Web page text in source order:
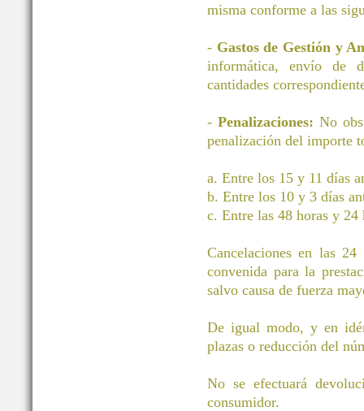
misma conforme a las
- Gastos de Gestión y
informática, envío de
cantidades
- Penalizaciones: No
penalización del importe
a. Entre los 15 y 11 días
b. Entre los 10 y 3 días
c. Entre las 48 horas y
Cancelaciones en las
convenida para la
salvo causa de fuerza
De igual modo, y en
plazas o reducción del
No se efectuará
consumidor.